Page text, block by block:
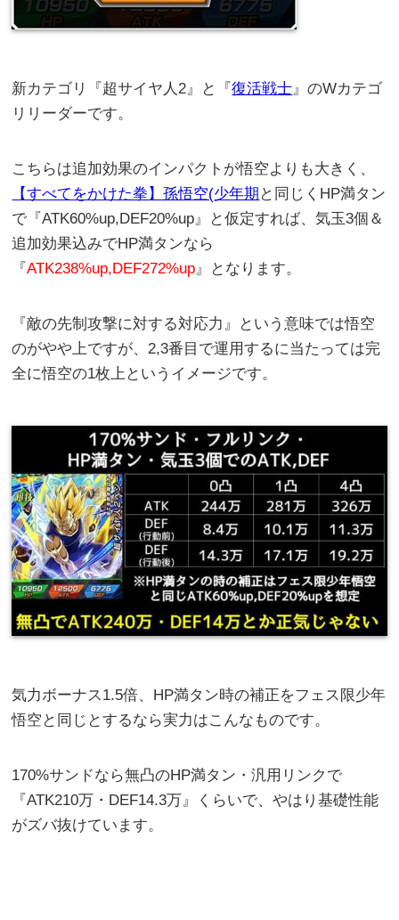
新カテゴリ『超サイヤ人2』と『復活戦士 』のWカテゴ
リリーダーです。
こちらは追加効果のインパクトが悟空よりも大きく、
【すべてをかけた拳】孫悟空(少年期 と同じくHP満タン
で『ATK60%up,DEF20%up』と仮定すれば、気玉3個＆
追加効果込みでHP満タンなら
『ATK238%up,DEF272%up 』となります。
『敵の先制攻撃に対する対応力』という意味では悟空
のがやや上ですが、2,3番目で運用するに当たっては完
全に悟空の1枚上というイメージです。
気力ボーナス1.5倍、HP満タン時の補正をフェス限少年
悟空と同じとするなら実力はこんなものです。
170%サンドなら無凸のHP満タン・汎用リンクで
『ATK210万・DEF14.3万』くらいで、やはり基礎性能
がズバ抜けています。